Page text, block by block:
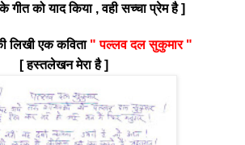
को याद किया , वही सच्चा प्रेम है ]
लिखी एक कविता " पल्लव दल सुकुमार "
[ हस्तलेखन मेरा है ]